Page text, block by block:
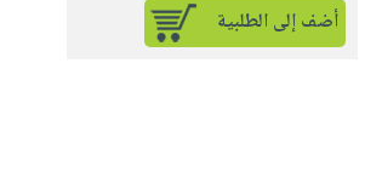
أضف إلى الطلبية